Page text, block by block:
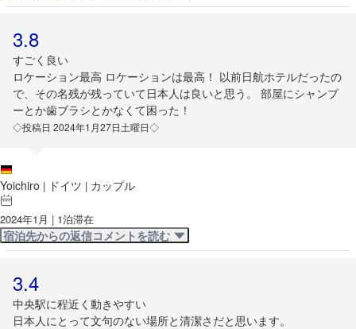
3.8
すごく良い
ロケーション最高 ロケーションは最高！ 以前日航ホテルだったの
で、その名残が残っていて日本人は良いと思う。 部屋にシャンプ
ーとか歯ブラシとかなくて困った！
◇投稿日 2024年1月27日土曜日◇
Yoichiro | ドイツ | カップル
2024年1月 | 1泊滞在
宿泊先からの返信コメントを読む
3.4
中央駅に程近く動きやすい
日本人にとって文句のない場所と清潔さだと思います。